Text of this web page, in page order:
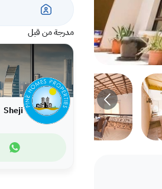
مدرجة من قبل
Sheji